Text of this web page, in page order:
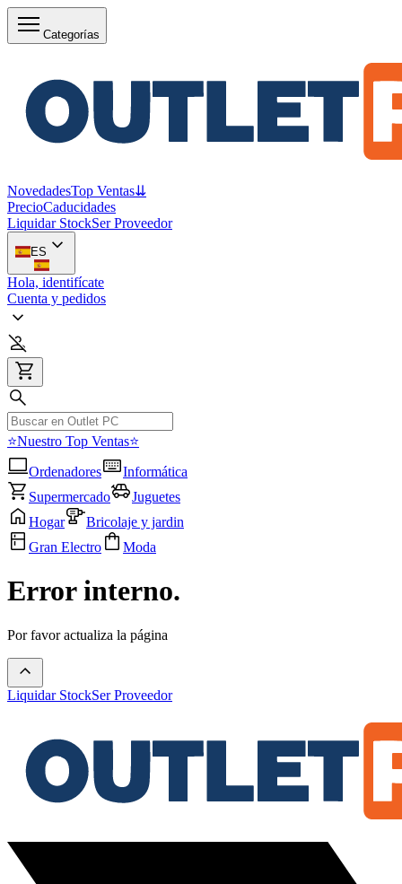
Categorías
NovedadesTop Ventas⇊
PrecioCaducidades
Liquidar StockSer Proveedor
ES
Hola, identifícate
Cuenta y pedidos
⭐Nuestro Top Ventas⭐
Ordenadores
Informática
Supermercado
Juguetes
Hogar
Bricolaje y jardin
Gran Electro
Moda
Error interno.
Por favor actualiza la página
Liquidar StockSer Proveedor